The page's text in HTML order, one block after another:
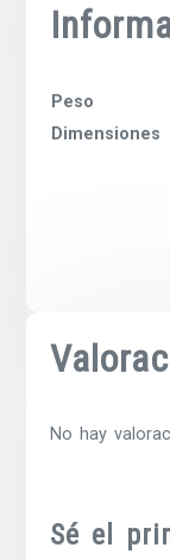
Peso
Dimensiones
No hay
Sé el